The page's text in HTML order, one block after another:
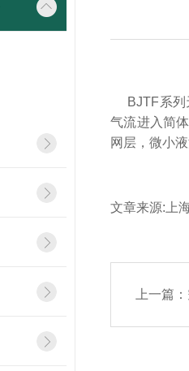
BJTF系列
气流进入简
网层，微小
文章来源:上
上一篇：